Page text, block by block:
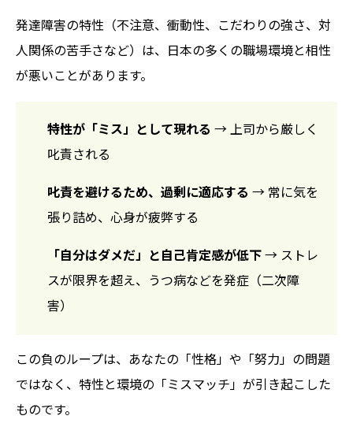
発達障害の特性（不注意、衝動性、こだわりの強さ、対
人関係の苦手さなど）は、日本の多くの職場環境と相性
が悪いことがあります。
特性が「ミス」として現れる → 上司から厳しく
叱責される
叱責を避けるため、過剰に適応する → 常に気を
張り詰め、心身が疲弊する
「自分はダメだ」と自己肯定感が低下 → ストレ
スが限界を超え、うつ病などを発症（二次障
害）
この負のループは、あなたの「性格」や「努力」の問題
ではなく、特性と環境の「ミスマッチ」が引き起こした
ものです。